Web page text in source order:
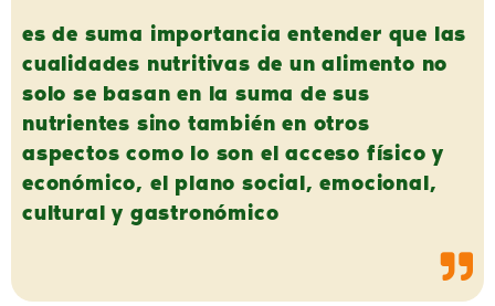
es de suma importancia entender que las
cualidades nutritivas de un alimento no
solo se basan en la suma de sus
nutrientes sino también en otros
aspectos como lo son el acceso físico y
económico, el plano social, emocional,
cultural y gastronómico